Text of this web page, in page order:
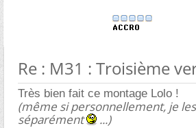
Re : M31 : Troisième
Très bien fait ce montage Lolo !
(même si personnellement, je
séparément
...)